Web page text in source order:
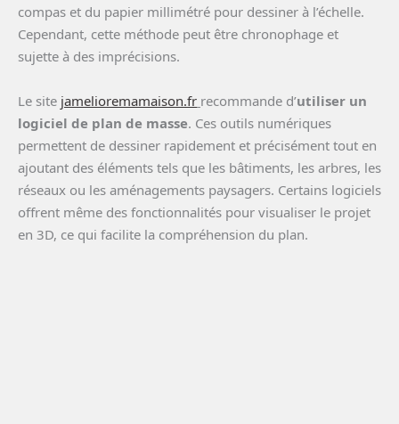
compas et du papier millimétré pour dessiner à l’échelle.
Cependant, cette méthode peut être chronophage et
sujette à des imprécisions.
Le site jamelioremamaison.fr recommande d’utiliser un
logiciel de plan de masse. Ces outils numériques
permettent de dessiner rapidement et précisément tout en
ajoutant des éléments tels que les bâtiments, les arbres, les
réseaux ou les aménagements paysagers. Certains logiciels
offrent même des fonctionnalités pour visualiser le projet
en 3D, ce qui facilite la compréhension du plan.